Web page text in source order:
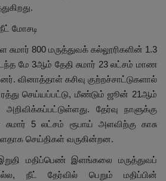
மோசடி
சுமார் 800 மருத்துவக் கல்லூரிகளின் 1.3
மே 3ஆம் தேதி சுமார் 23 லட்சம் மாண
வினாத்தாள் கசிவு குற்றச்சாட்டுகளால்
ரத்து செய்யப்பட்டு, மீண்டும் ஜூன் 21ஆம்
தேர்வு நாளுக்கு
5 லட்சம் ரூபாய் அளவிற்கு காசு
செய்திகள் வருகின்றன.
மதிப்பெண் இளங்கலை மருத்துவப்
நீட் தேர்வில் பெறும் மதிப்பின்